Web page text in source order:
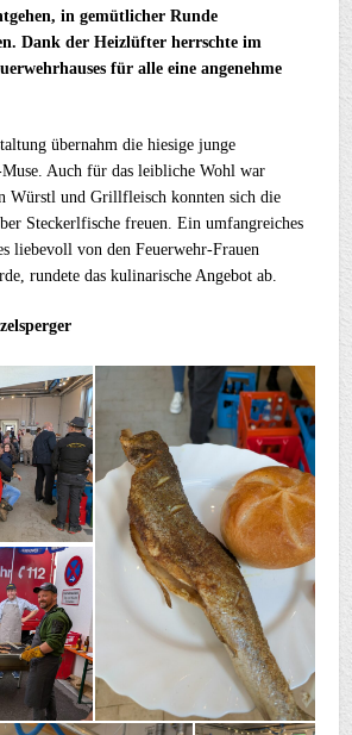
in gemütlicher Runde
Dank der Heizlüfter herrschte im
für alle eine angenehme
übernahm die hiesige junge
Auch für das leibliche Wohl war
Würstl und Grillfleisch konnten sich die
Steckerlfische freuen. Ein umfangreiches
liebevoll von den Feuerwehr-Frauen
rundete das kulinarische Angebot ab.